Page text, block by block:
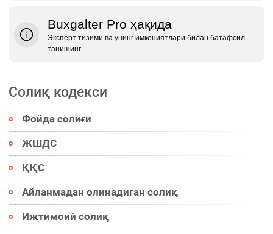
Buxgalter Pro ҳақида
Эксперт тизими ва унинг имкониятлари билан батафсил
танишинг
Солиқ кодекси
Фойда солиғи
ЖШДС
ҚҚС
Айланмадан олинадиган солиқ
Ижтимоий солиқ